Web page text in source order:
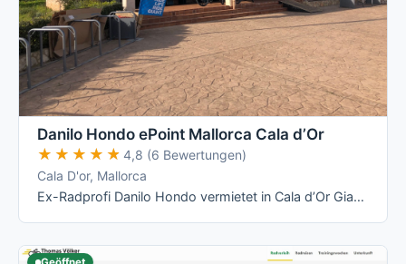
Danilo Hondo ePoint Mallorca Cala d’Or
★★★★★
★★★★★ 4,8 (6 Bewertungen)
Cala D'or, Mallorca
Ex-Radprofi Danilo Hondo vermietet in Cala d’Or Giant- und Liv-Räder – vom Rennrad über Mountainbike bis zum E-Bike – und betreibt dort ein …